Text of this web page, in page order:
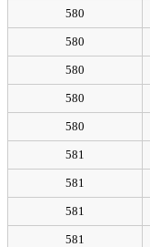
580
580
580
580
580
581
581
581
581